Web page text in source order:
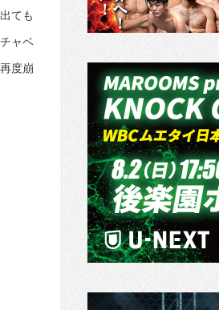
ても
ャベ
度崩